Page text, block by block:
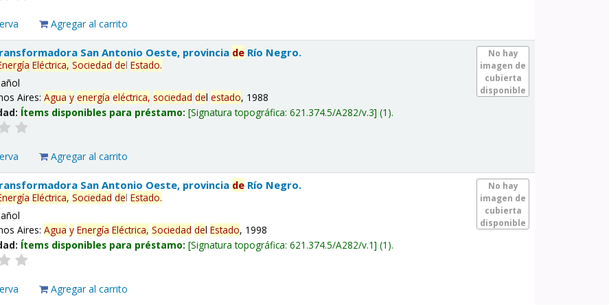
Agregar al carrito
No hay
imagen de
cubierta
disponible
San Antonio Oeste, provincia de Río Negro.
Eléctrica, Sociedad delEstado.
Aires:Agua y energía eléctrica, sociedad delestado, 1988
Ítems disponibles para préstamo: Signatura topográfica:621.374.5/A282/v.3 (1).
Agregar al carrito
No hay
imagen de
cubierta
disponible
San Antonio Oeste, provincia de Río Negro.
Eléctrica, Sociedad delEstado.
Aires:Agua y Energía Eléctrica, Sociedad delEstado, 1998
Ítems disponibles para préstamo: Signatura topográfica:621.374.5/A282/v.1 (1).
Agregar al carrito